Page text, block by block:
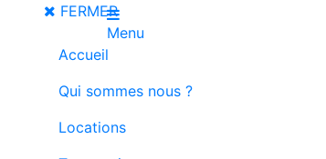
Menu
FERMER
Accueil
Qui sommes nous ?
Locations